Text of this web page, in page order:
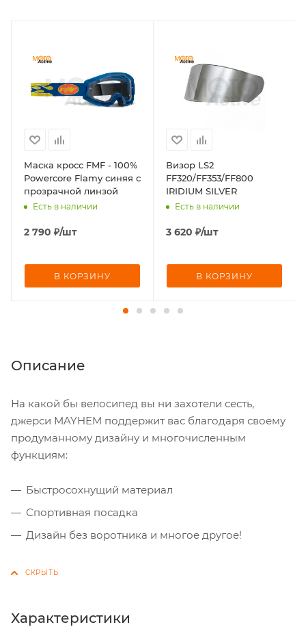
Маска кросс FMF - 100%
Powercore Flamy синяя с
прозрачной линзой
Есть в наличии
2 790 ₽/шт
В КОРЗИНУ
Визор LS2
FF320/FF353/FF800
IRIDIUM SILVER
Есть в наличии
3 620 ₽/шт
В КОРЗИНУ
Описание
На какой бы велосипед вы ни захотели сесть,
джерси MAYHEM поддержит вас благодаря своему
продуманному дизайну и многочисленным
функциям:
Быстросохнущий материал
Спортивная посадка
Дизайн без воротника и многое другое!
Характеристики